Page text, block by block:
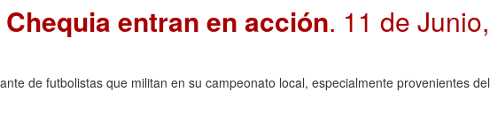
entran en acción. 11 de Junio,
de futbolistas que militan en su campeonato local, especialmente provenientes del